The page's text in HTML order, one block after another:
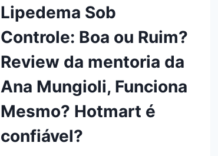
Lipedema Sob
Controle: Boa ou Ruim?
Review da mentoria da
Ana Mungioli, Funciona
Mesmo? Hotmart é
confiável?